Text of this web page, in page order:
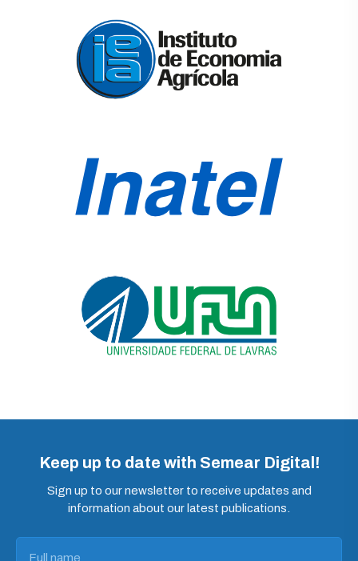
Keep up to date with Semear Digital!
Sign up to our newsletter to receive updates and
information about our latest publications.